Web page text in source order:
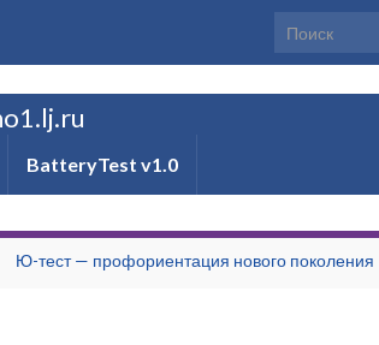
и не только
BatteryTest v1.0
Ю-тест — профориентация нового поколения